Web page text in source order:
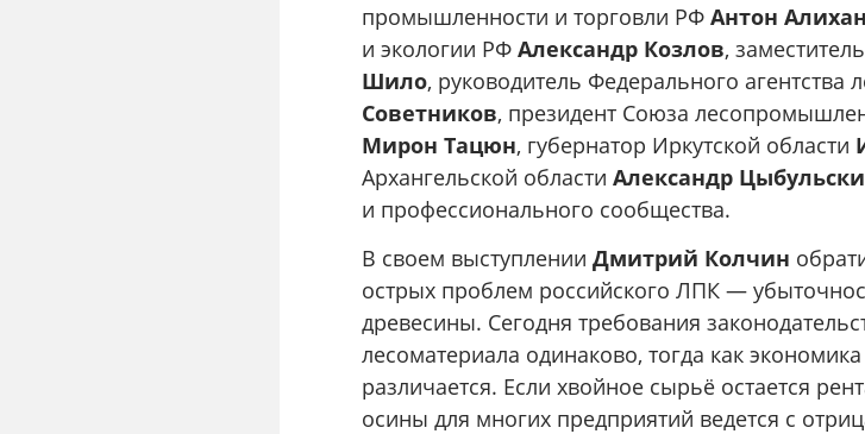
промышленности и торговли РФАнтон
и экологии РФАлександр Козлов,
Шило, руководитель Федерального агентства
Советников, президент Союза
Мирон Тацюн, губернатор Иркутской области
Архангельской областиАлександр
и профессионального сообщества.
В своем выступленииДмитрий Колчин
острых проблем российского ЛПК —
древесины. Сегодня требования
лесоматериала одинаково, тогда как
различается. Если хвойное сырьё остается
осины для многих предприятий ведется с